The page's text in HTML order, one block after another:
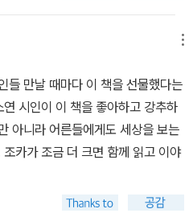
들 만날 때마다 이 책을 선물했다는
시인이 이 책을 좋아하고 강추하
아니라 어른들에게도 세상을 보는
카가 조금 더 크면 함께 읽고 이야